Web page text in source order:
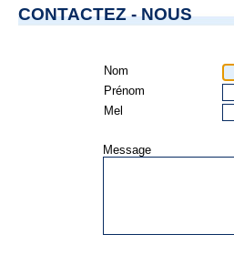
CONTACTEZ - NOUS
Nom
Prénom
Mel
Message